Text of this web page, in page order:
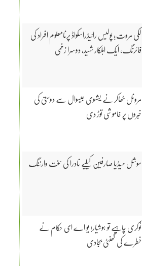
لکی مروت؛ پولیس رائیڈراسکواڈ پرنامعلوم افراد کی
فائرنگ، ایک اہلکار شہید، دوسرا زخمی
مرونل ٹھاکر نے یشسوی جیسوال سے دوستی کی
خبروں پر خاموشی توڑ دی
سوشل میڈیا صارفین کیلیے نادرا کی سخت وارننگ
نوکری چاہیے تو ہوشیار! یو اے ای حکام نے
خطرے کی گھنٹی بجادی